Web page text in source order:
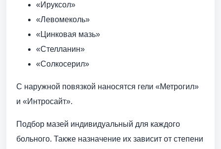
«Ируксол»
«Левомеколь»
«Цинковая мазь»
«Стелланин»
«Солкосерил»
С наружной повязкой наносятся гели «Метрогил»
и «Интросайт».
Подбор мазей индивидуальный для каждого
больного. Также назначение их зависит от степени